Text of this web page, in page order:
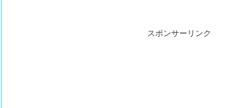
スポンサーリンク